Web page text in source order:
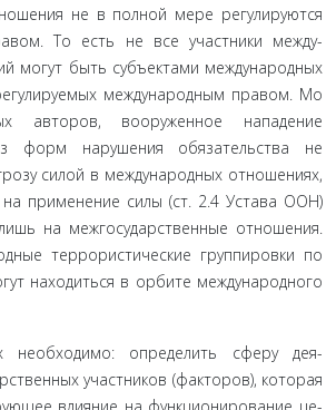
не в полной мере регулиру­ются
То есть не все участники между­
могут быть субъектами международных
международным правом. Мо
авторов, вооруженное нападение
форм нарушения обязательства не
силой в международных отношениях,
применение силы (ст. 2.4 Устава ООН)
на межгосударственные отношения.
террористические группировки по
находиться в орбите международного
необходимо: определить сферу дея­
участников (факторов), которая